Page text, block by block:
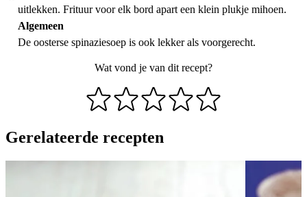
uitlekken. Frituur voor elk bord apart een klein plukje mihoen.
Algemeen
De oosterse spinaziesoep is ook lekker als voorgerecht.
Wat vond je van dit recept?
Gerelateerde recepten